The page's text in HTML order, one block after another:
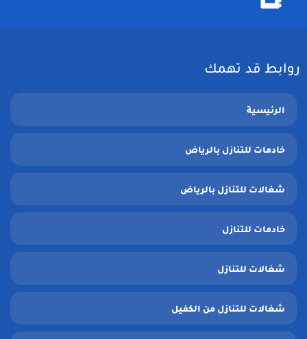
روابط قد تهمك
الرئيسية
خادمات للتنازل بالرياض
شغالات للتنازل بالرياض
خادمات للتنازل
شغالات للتنازل
شغالات للتنازل من الكفيل